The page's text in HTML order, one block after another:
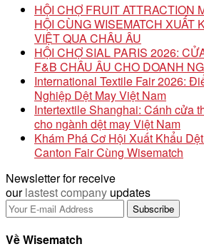
HỘI CHỢ FRUIT ATTRACTION
HỘI CÙNG WISEMATCH XUẤT
VIỆT QUA CHÂU ÂU
HỘI CHỢ SIAL PARIS 2026:
F&B CHÂU ÂU CHO DOANH
International Textile Fair 2026:
Nghiệp Dệt May Việt Nam
Intertextile Shanghai: Cánh cửa
cho ngành dệt may Việt Nam
Khám Phá Cơ Hội Xuất Khẩu
Canton Fair Cùng Wisematch
Newsletter for receive
ourlastest company updates
Về Wisematch